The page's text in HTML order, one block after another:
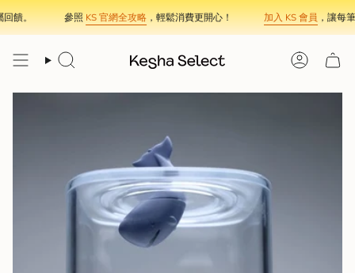
Skip
to
content
饋。 參照KS 官網全攻略，輕鬆消費更開心！ 加入 KS 會員，讓每筆
Search Account